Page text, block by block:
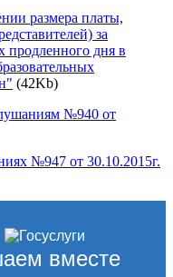
размера платы,
за
продленного дня в
(42Kb)
№940 от
№947 от 30.10.2015г.
вместе